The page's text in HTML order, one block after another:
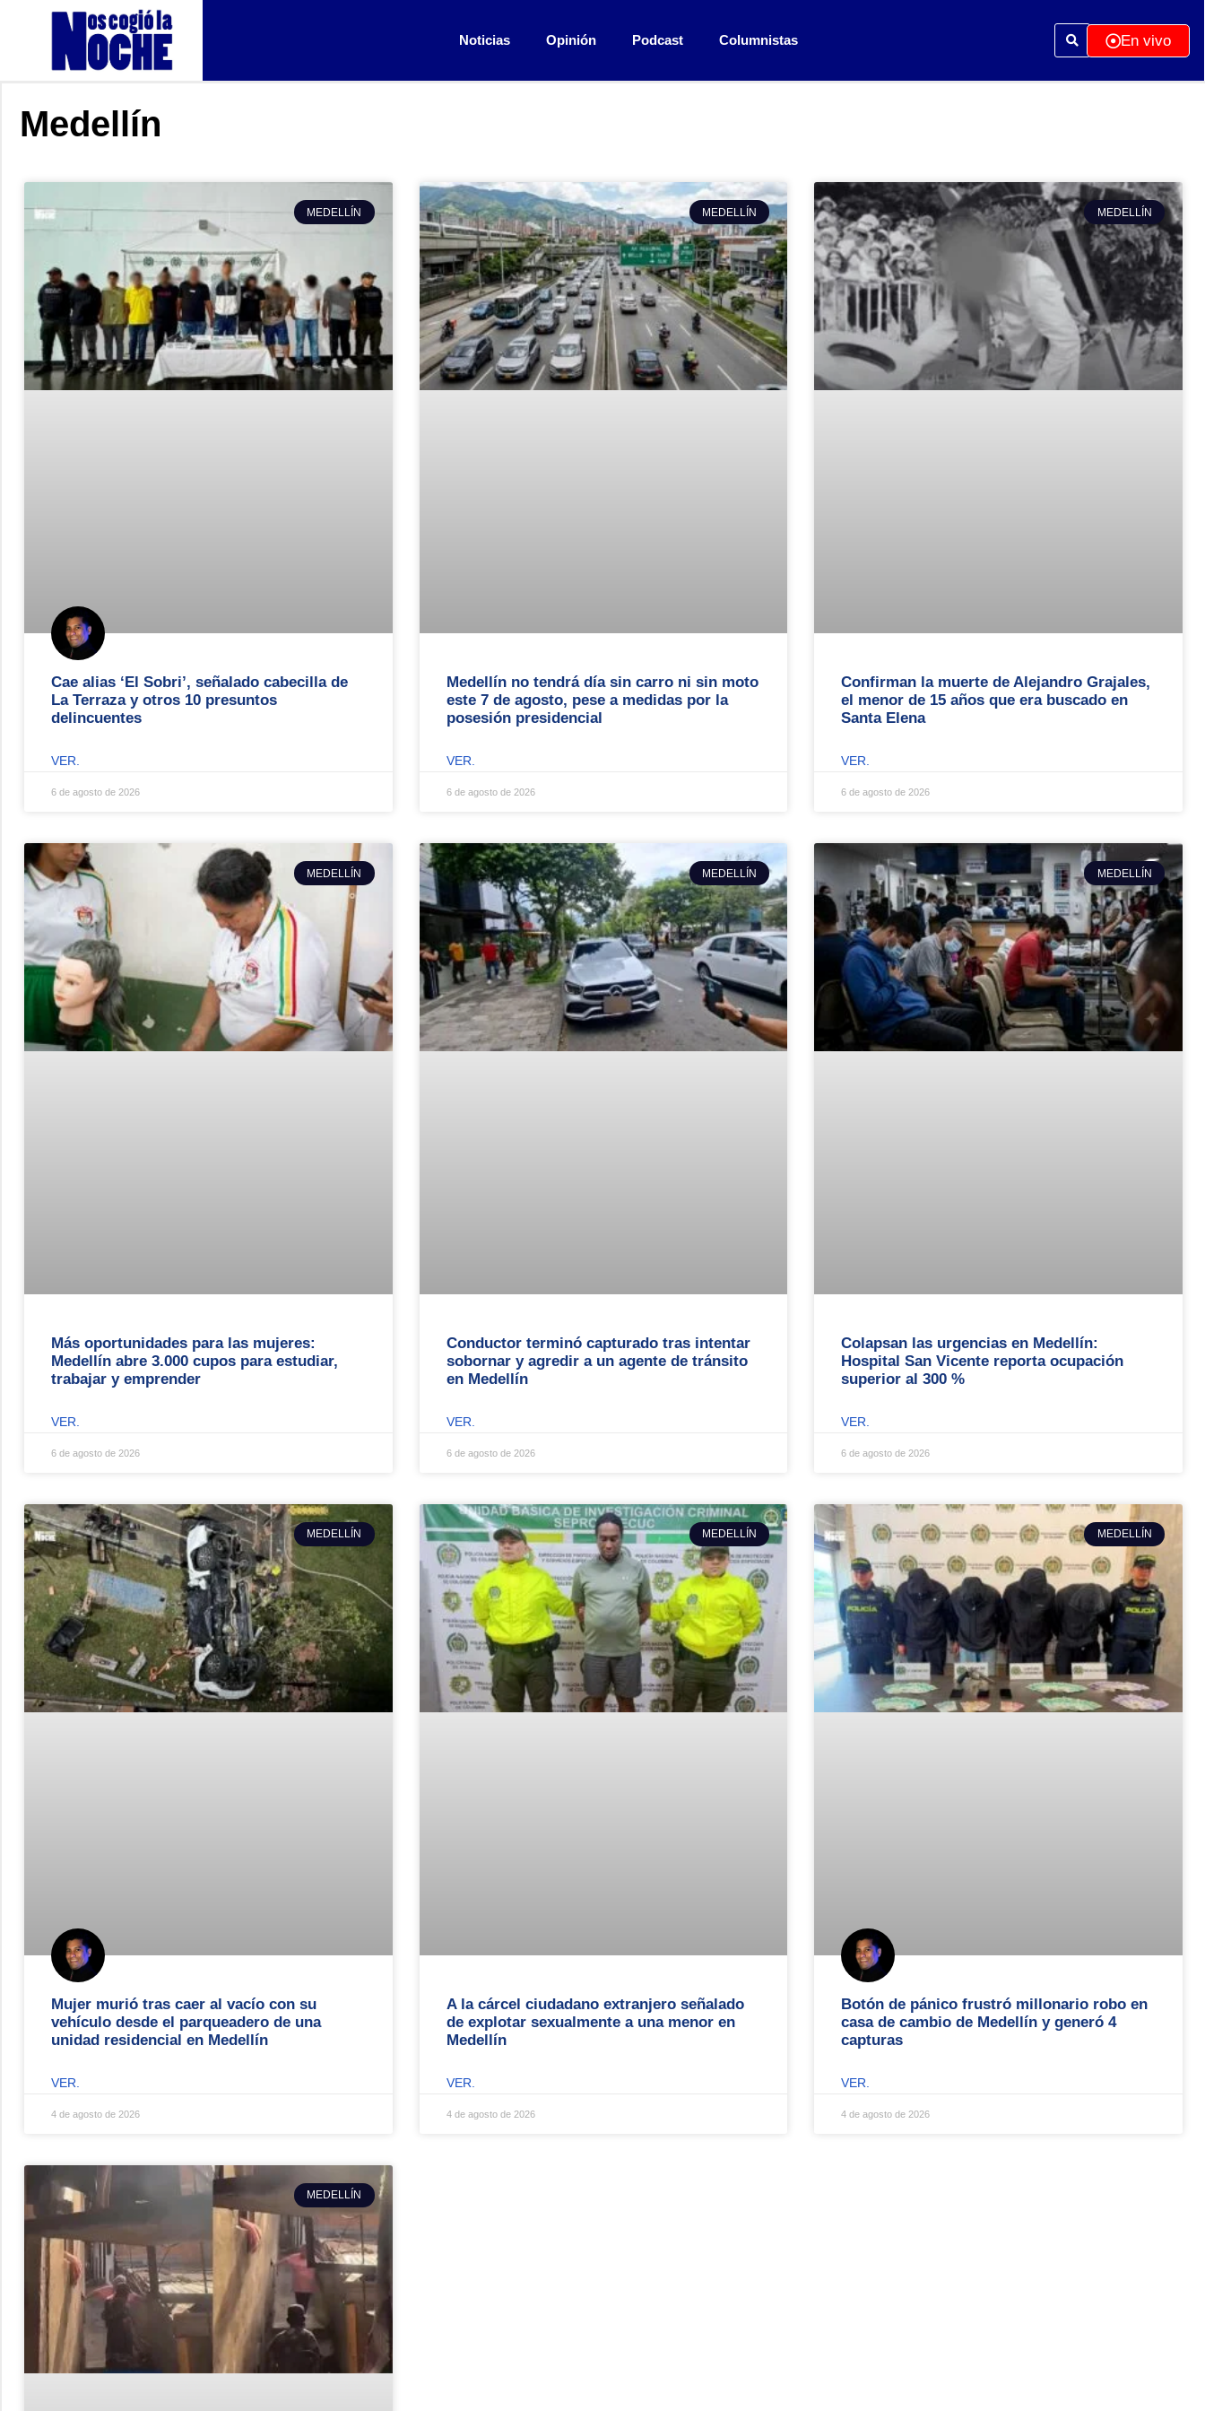
Noticias Opinión Podcast Columnistas En vivo
Medellín
MEDELLÍN
Cae alias ‘El Sobri’, señalado cabecilla de
La Terraza y otros 10 presuntos
delincuentes
VER.
6 de agosto de 2026
MEDELLÍN
Medellín no tendrá día sin carro ni sin moto
este 7 de agosto, pese a medidas por la
posesión presidencial
VER.
6 de agosto de 2026
MEDELLÍN
Confirman la muerte de Alejandro Grajales,
el menor de 15 años que era buscado en
Santa Elena
VER.
6 de agosto de 2026
MEDELLÍN
Más oportunidades para las mujeres:
Medellín abre 3.000 cupos para estudiar,
trabajar y emprender
VER.
6 de agosto de 2026
MEDELLÍN
Conductor terminó capturado tras intentar
sobornar y agredir a un agente de tránsito
en Medellín
VER.
6 de agosto de 2026
MEDELLÍN
Colapsan las urgencias en Medellín:
Hospital San Vicente reporta ocupación
superior al 300 %
VER.
6 de agosto de 2026
MEDELLÍN
Mujer murió tras caer al vacío con su
vehículo desde el parqueadero de una
unidad residencial en Medellín
VER.
4 de agosto de 2026
MEDELLÍN
A la cárcel ciudadano extranjero señalado
de explotar sexualmente a una menor en
Medellín
VER.
4 de agosto de 2026
MEDELLÍN
Botón de pánico frustró millonario robo en
casa de cambio de Medellín y generó 4
capturas
VER.
4 de agosto de 2026
MEDELLÍN